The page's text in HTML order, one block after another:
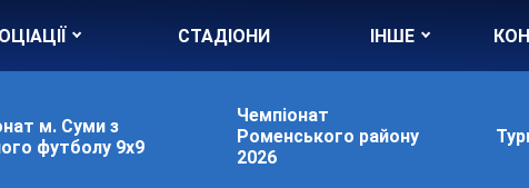
СТАДІОНИ ІНШЕ
м. Суми з
футболу 9х9
Чемпіонат
Роменського району
2026